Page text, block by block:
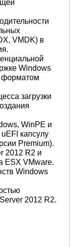
VMDK) в
Windows
форматом
загрузки
WinPE и
капсулу
Premium).
2012 R2 и
ESX VMware.
Windows
2012 R2.